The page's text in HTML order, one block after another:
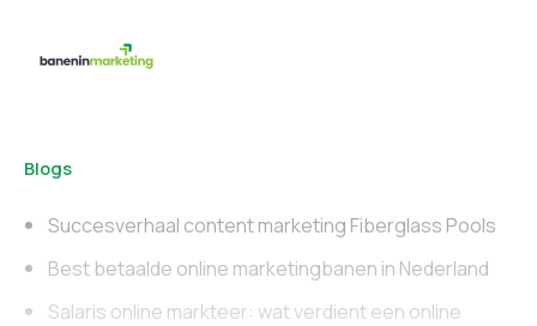
Blogs
Succesverhaal content marketing Fiberglass Pools
Best betaalde online marketingbanen in Nederland
Salaris online markteer: wat verdient een online